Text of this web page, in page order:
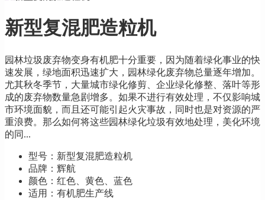
新型复混肥造粒机
园林垃圾废弃物变身有机肥十分重要，因为随着绿化事业的快
速发展，绿地面积迅速扩大，园林绿化废弃物总量逐年增加。
尤其秋冬季节，大量城市绿化修剪、企业绿化修整、落叶等形
成的废弃物数量急剧增多。如果不进行有效处理，不仅影响城
市环境面貌，而且还可能引起火灾事故，同时也是对资源的严
重浪费。那么如何将这些园林绿化垃圾有效地处理，美化环境
的同...
型号：新型复混肥造粒机
品牌：辉航
颜色：红色、黄色、蓝色
适用：有机肥生产线